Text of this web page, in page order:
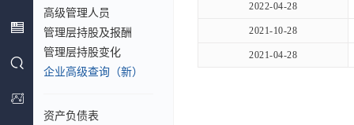
高级管理人员
管理层持股及报酬
管理层持股变化
企业高级查询（新）
资产负债表
2022-04-28
2021-10-28
2021-04-28